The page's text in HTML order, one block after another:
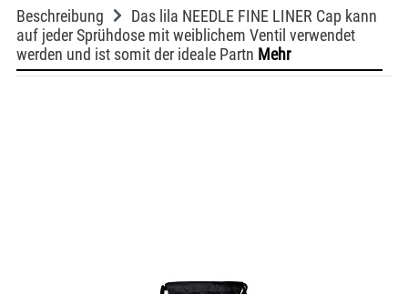
Beschreibung
Das lila NEEDLE FINE LINER Cap kann
auf jeder Sprühdose mit weiblichem Ventil verwendet
werden und ist somit der ideale Partn Mehr